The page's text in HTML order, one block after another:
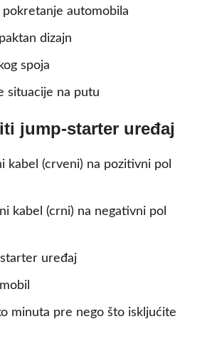
pokretanje automobila
dizajn
spoja
situacije na putu
jump-starter uređaj
kabel (crveni) na pozitivni pol
kabel (crni) na negativni pol
uređaj
minuta pre nego što iskljućite